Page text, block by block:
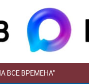
ВСЕ ВРЕМЕНА"